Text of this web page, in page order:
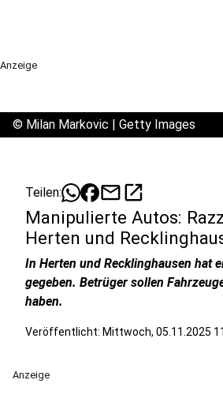
Anzeige
© Milan Markovic | Getty Images
Teilen: mailopen_in_new
Manipulierte Autos:
Herten und
In Herten und Recklinghausen hat
gegeben. Betrüger sollen
haben.
Veröffentlicht: Mittwoch, 05.11.2025
Anzeige